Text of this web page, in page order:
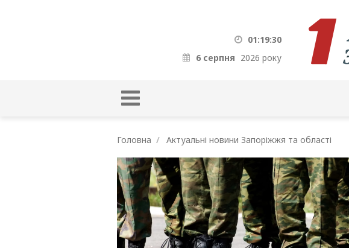
01:19:31
6 серпня 2026 року
Головна Актуальні новини Запоріжжя та області